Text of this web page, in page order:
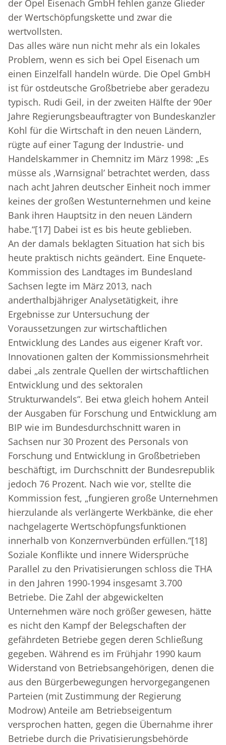
der Opel Eisenach GmbH fehlen ganze Glieder
der Wertschöpfungskette und zwar die
wertvollsten.
Das alles wäre nun nicht mehr als ein lokales
Problem, wenn es sich bei Opel Eisenach um
einen Einzelfall handeln würde. Die Opel GmbH
ist für ostdeutsche Großbetriebe aber geradezu
typisch. Rudi Geil, in der zweiten Hälfte der 90er
Jahre Regierungsbeauftragter von Bundeskanzler
Kohl für die Wirtschaft in den neuen Ländern,
rügte auf einer Tagung der Industrie- und
Handelskammer in Chemnitz im März 1998: „Es
müsse als ‚Warnsignal’ betrachtet werden, dass
nach acht Jahren deutscher Einheit noch immer
keines der großen Westunternehmen und keine
Bank ihren Hauptsitz in den neuen Ländern
habe.“[17] Dabei ist es bis heute geblieben.
An der damals beklagten Situation hat sich bis
heute praktisch nichts geändert. Eine Enquete-
Kommission des Landtages im Bundesland
Sachsen legte im März 2013, nach
anderthalbjähriger Analysetätigkeit, ihre
Ergebnisse zur Untersuchung der
Voraussetzungen zur wirtschaftlichen
Entwicklung des Landes aus eigener Kraft vor.
Innovationen galten der Kommissionsmehrheit
dabei „als zentrale Quellen der wirtschaftlichen
Entwicklung und des sektoralen
Strukturwandels“. Bei etwa gleich hohem Anteil
der Ausgaben für Forschung und Entwicklung am
BIP wie im Bundesdurchschnitt waren in
Sachsen nur 30 Prozent des Personals von
Forschung und Entwicklung in Großbetrieben
beschäftigt, im Durchschnitt der Bundesrepublik
jedoch 76 Prozent. Nach wie vor, stellte die
Kommission fest, „fungieren große Unternehmen
hierzulande als verlängerte Werkbänke, die eher
nachgelagerte Wertschöpfungsfunktionen
innerhalb von Konzernverbünden erfüllen.“[18]
Soziale Konflikte und innere Widersprüche
Parallel zu den Privatisierungen schloss die THA
in den Jahren 1990-1994 insgesamt 3.700
Betriebe. Die Zahl der abgewickelten
Unternehmen wäre noch größer gewesen, hätte
es nicht den Kampf der Belegschaften der
gefährdeten Betriebe gegen deren Schließung
gegeben. Während es im Frühjahr 1990 kaum
Widerstand von Betriebsangehörigen, denen die
aus den Bürgerbewegungen hervorgegangenen
Parteien (mit Zustimmung der Regierung
Modrow) Anteile am Betriebseigentum
versprochen hatten, gegen die Übernahme ihrer
Betriebe durch die Privatisierungsbehörde